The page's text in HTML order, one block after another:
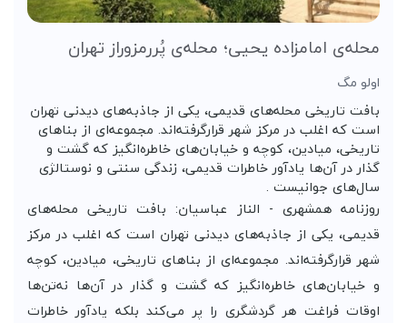
محله‌ی امامزاده یحیی؛ محله‌ی پُررمزوراز تهران
اولو مگ
بافت تاریخی محله‌های قدیمی، یکی از جاذبه‌های دیدنی تهران
است که اغلب در مرکز شهر قرارگرفته‌اند. مجموعه‌ای از بنا‌های
تاریخی، میادین، کوچه و خیابان‌های خاطره‌انگیز که گشت و
گذار در آن‌ها یادآور خاطرات قدیمی، زندگی سنتی و نوستالژی
سال‌های جوانیست .
روزنامه همشهری - الناز عباسیان: بافت تاریخی محله‌های
قدیمی، یکی از جاذبه‌های دیدنی تهران است که اغلب در مرکز
شهر قرارگرفته‌اند. مجموعه‌ای از بنا‌های تاریخی، میادین، کوچه
و خیابان‌های خاطره‌انگیز که گشت و گذار در آن‌ها نه‌تن‌ها
اوقات فراغت هر گردشگری را پر می‌کند بلکه یادآور خاطرات